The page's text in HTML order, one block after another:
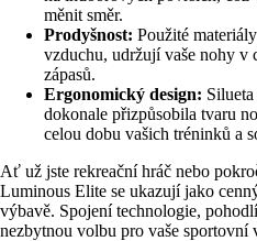
měnit směr.
Prodyšnost: Použité
vzduchu, udržují vaše nohy v
zápasů.
Ergonomický design:
dokonale přizpůsobila tvaru
celou dobu vašich tréninků a
Ať už jste rekreační hráč nebo
Luminous Elite se ukazují jako
výbavě. Spojení technologie,
nezbytnou volbu pro vaše sportovní